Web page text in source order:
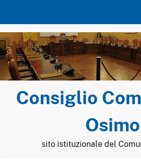
Consiglio
Osimo
sito istituzionale del